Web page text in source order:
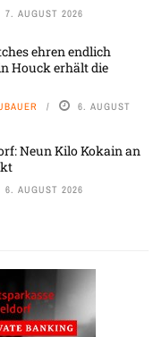
7. AUGUST 2026
ehren endlich
Houck erhält die
6. AUGUST
Neun Kilo Kokain an
6. AUGUST 2026